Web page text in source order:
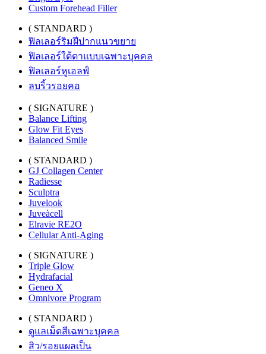
Custom Forehead Filler
( STANDARD )
ฟิลเลอร์ริมฝีปากแนวขยาย
ฟิลเลอร์ใต้ตาแบบเฉพาะบุคคล
ฟิลเลอร์หูเอลฟ์
ลบริ้วรอยคอ
( SIGNATURE )
Balance Lifting
Glow Fit Eyes
Balanced Smile
( STANDARD )
GJ Collagen Center
Radiesse
Sculptra
Juvelook
Juveàcell
Elravie RE2O
Cellular Anti-Aging
( SIGNATURE )
Triple Glow
Hydrafacial
Geneo X
Omnivore Program
( STANDARD )
ดูแลเม็ดสีเฉพาะบุคคล
สิว/รอยแผลเป็น